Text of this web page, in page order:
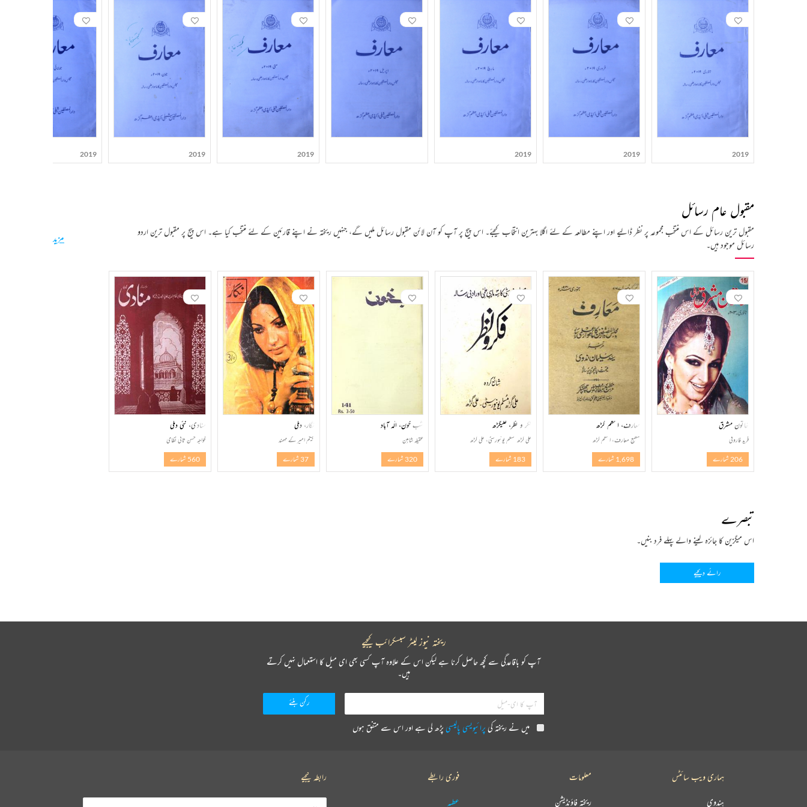
متعلق تحریریں۔۳ - متفرق تحقیقی موضوعات۔ ۴- ذخیرہ ہائے مخطوطات کا تعارف اور۵۔ اردو شعرا کے تذکروں سے متعلق مقالات۔
2019
2019
2019
2019
2019
2019
مقبول عام رسائل
مقبول ترین رسائل کے اس منتخب مجموعہ پر نظر ڈالیے اور اپنے مطالعہ کے لئے اگلا بہترین انتخاب کیجئے۔ اس پیج پر آپ کو آن لائن مقبول رسائل ملیں گے، جنہیں ریختہ نے اپنے قارئین کے لئے منتخب کیا ہے۔ اس پیج پر مقبول ترین اردو
رسائل موجود ہیں۔
مزید
خاتون مشرق
فرید فاروقی
206 شمارے
معارف، اعظم گڑھ
مطبع معارف، اعظم گڑھ
1,698 شمارے
فکر و نظر، علیگڑھ
علی گڑھ مسلم یونیورسٹی، علی گڑھ
183 شمارے
شب خون، الٰہ آباد
عقیلہ شاہین
320 شمارے
نگار، دہلی
بیگم امیر کے مہمند
37 شمارے
منادی، نئی دہلی
خواجہ حسن ثانی نظامی
560 شمارے
تبصرے
اس میگزین کا جائزہ لینے والے پہلے فرد بنیں۔
رائے دیجیے
ریختہ نیوز لیٹر سبسکرائب کیجیے
آپ کو باقاعدگی سے کچھ حاصل کرنا ہے لیکن اس کے علاوہ آپ کسی بھی ای میل کا استعمال نہیں کرتے
ہیں۔
میں نے ریختہ کیپرائیویسی پالیسیپڑھ لی ہے اور اس سے متفق ہوں
فوری رابطے
عطیہ
معلومات
ریختہ فاؤنڈیشن
ہماری ویب سائٹس
ہندوی
رابطہ کیجیے